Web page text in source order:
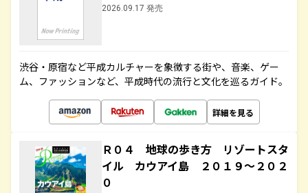
2026.09.17 発売
渋谷・原宿など平成カルチャーを象徴する街や、音楽、ゲー
ム、ファッションなど、平成時代の流行と文化を巡るガイド。
詳細を見る
Ｒ０４ 地球の歩き方 リゾートスタ
イル カウアイ島 ２０１９～２０２
０